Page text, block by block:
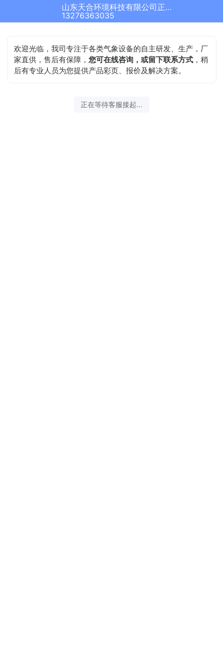
山东天合环境科技有限公司正在为您服务
13276363035
欢迎光临，我司专注于各类气象设备的自主研发、生产，厂
家直供，售后有保障，您可在线咨询，或留下联系方式 ，稍
后有专业人员为您提供产品彩页、报价及解决方案。
2026-08-09 08:00:04 开始沟通